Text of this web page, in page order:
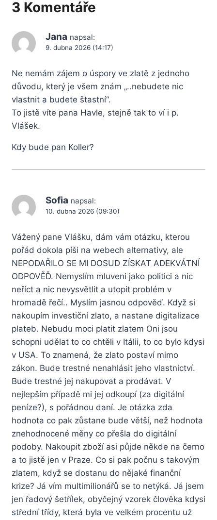
3 Komentáře
Jana napsal:
9. dubna 2026 (14:17)
Ne nemám zájem o úspory ve zlatě z jednoho
důvodu, který je všem znám „..nebudete nic
vlastnit a budete štastní“.
To jistě víte pana Havle, stejně tak to ví i p.
Vlášek.
Kdy bude pan Koller?
Sofia napsal:
10. dubna 2026 (09:30)
Vážený pane Vlášku, dám vám otázku, kterou
pořád dokola píši na webech alternativy, ale
NEPODAŘILO SE MI DOSUD ZÍSKAT ADEKVÁTNÍ
ODPOVĚĎ. Nemyslím mluveni jako politici a nic
neříct a nic nevysvětlit a utopit problém v
hromadě řečí.. Myslím jasnou odpověď. Když si
nakoupím investiční zlato, a nastane digitalizace
plateb. Nebudu moci platit zlatem Oni jsou
schopni udělat to co chtěli v Itálii, to co bylo kdysi
v USA. To znamená, že zlato postaví mimo
zákon. Bude trestné nenahlásit jeho vlastnictví.
Bude trestné jej nakupovat a prodávat. V
nejlepším případě mi jej odkoupí (za digitální
peníze?), s pořádnou daní. Je otázka zda
hodnota co pak zůstane bude větší, než hodnota
znehodnocené měny co přešla do digitální
podoby. Nakoupit zboží asi půjde někde na černo
a to jistě jen v Praze. Co si pak počnu s takovým
zlatem, když se dostanu do nějaké finanční
krize? Já vím multimilionářů se to netýká. Já jsem
jen řadový šetřílek, obyčejný vzorek člověka kdysi
střední třídy, která byla ve velkém procentu už